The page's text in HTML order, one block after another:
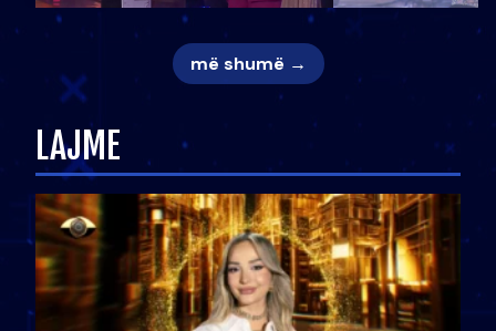
më shumë →
LAJME